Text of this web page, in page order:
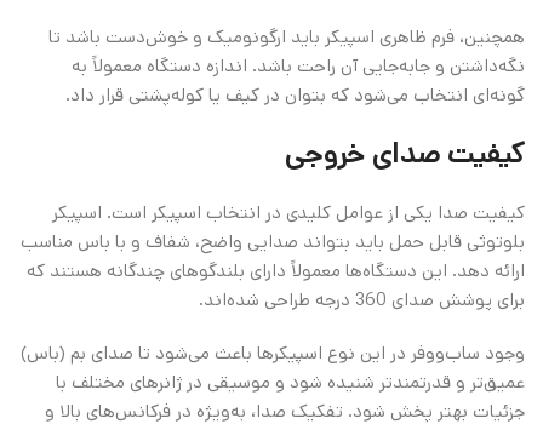
همچنین، فرم ظاهری اسپیکر باید ارگونومیک و خوش‌دست باشد تا
نگه‌داشتن و جابه‌جایی آن راحت باشد. اندازه دستگاه معمولاً به
گونه‌ای انتخاب می‌شود که بتوان در کیف یا کوله‌پشتی قرار داد.
کیفیت صدای خروجی
کیفیت صدا یکی از عوامل کلیدی در انتخاب اسپیکر است. اسپیکر
بلوتوثی قابل حمل باید بتواند صدایی واضح، شفاف و با باس مناسب
ارائه دهد. این دستگاه‌ها معمولاً دارای بلندگوهای چندگانه هستند که
برای پوشش صدای 360 درجه طراحی شده‌اند.
وجود ساب‌ووفر در این نوع اسپیکرها باعث می‌شود تا صدای بم (باس)
عمیق‌تر و قدرتمندتر شنیده شود و موسیقی در ژانرهای مختلف با
جزئیات بهتر پخش شود. تفکیک صدا، به‌ویژه در فرکانس‌های بالا و